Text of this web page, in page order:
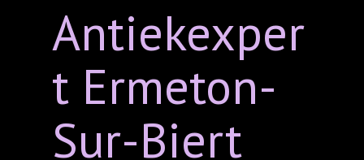
Antiekexper
t Ermeton-
Sur-Biert